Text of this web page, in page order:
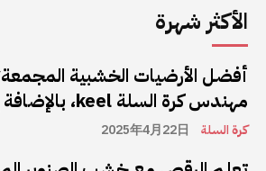
الأكثر شهرة
أفضل الأرضيات الخشبية
مهندس كرة السلة keel، بالإضافة إلى أهم الفوائد.
كرة السلة 2025年4月22日